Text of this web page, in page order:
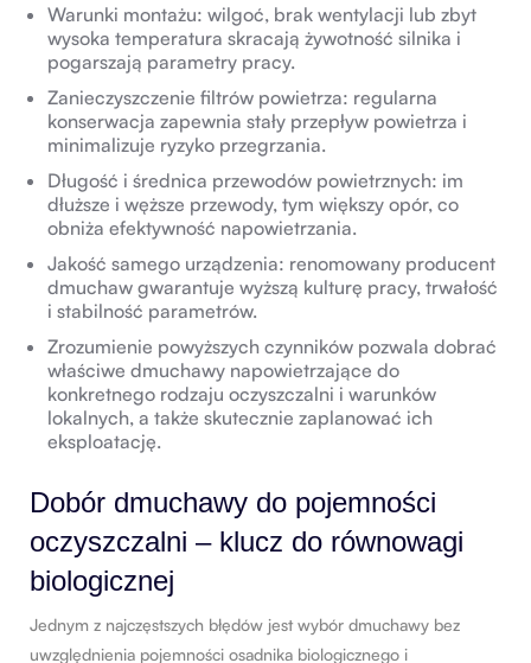
Warunki montażu: wilgoć, brak wentylacji lub zbyt
wysoka temperatura skracają żywotność silnika i
pogarszają parametry pracy.
Zanieczyszczenie filtrów powietrza: regularna
konserwacja zapewnia stały przepływ powietrza i
minimalizuje ryzyko przegrzania.
Długość i średnica przewodów powietrznych: im
dłuższe i węższe przewody, tym większy opór, co
obniża efektywność napowietrzania.
Jakość samego urządzenia: renomowany producent
dmuchaw gwarantuje wyższą kulturę pracy, trwałość
i stabilność parametrów.
Zrozumienie powyższych czynników pozwala dobrać
właściwe dmuchawy napowietrzające do
konkretnego rodzaju oczyszczalni i warunków
lokalnych, a także skutecznie zaplanować ich
eksploatację.
Dobór dmuchawy do pojemności
oczyszczalni – klucz do równowagi
biologicznej
Jednym z najczęstszych błędów jest wybór dmuchawy bez
uwzględnienia pojemności osadnika biologicznego i